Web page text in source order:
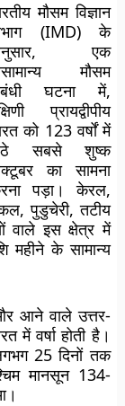
मौसम विज्ञान
(IMD) के
एक
मौसम
घटना में,
प्रायद्वीपीय
को 123 वर्षों में
सबसे शुष्क
का सामना
पड़ा। केरल,
पुडुचेरी, तटीय
वाले इस क्षेत्र में
महीने के सामान्य
आने वाले उत्तर-
में वर्षा होती है।
25 दिनों तक
मानसून 134-